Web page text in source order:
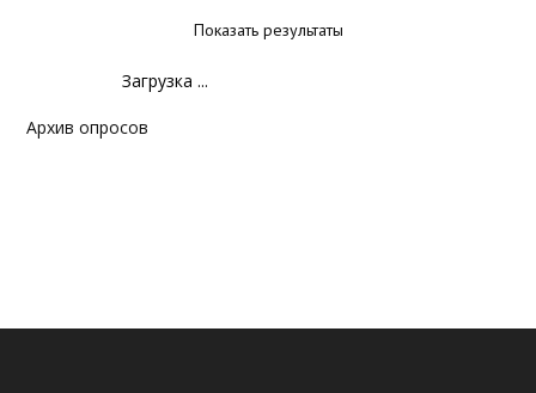
Показать результаты
Загрузка ...
Архив опросов